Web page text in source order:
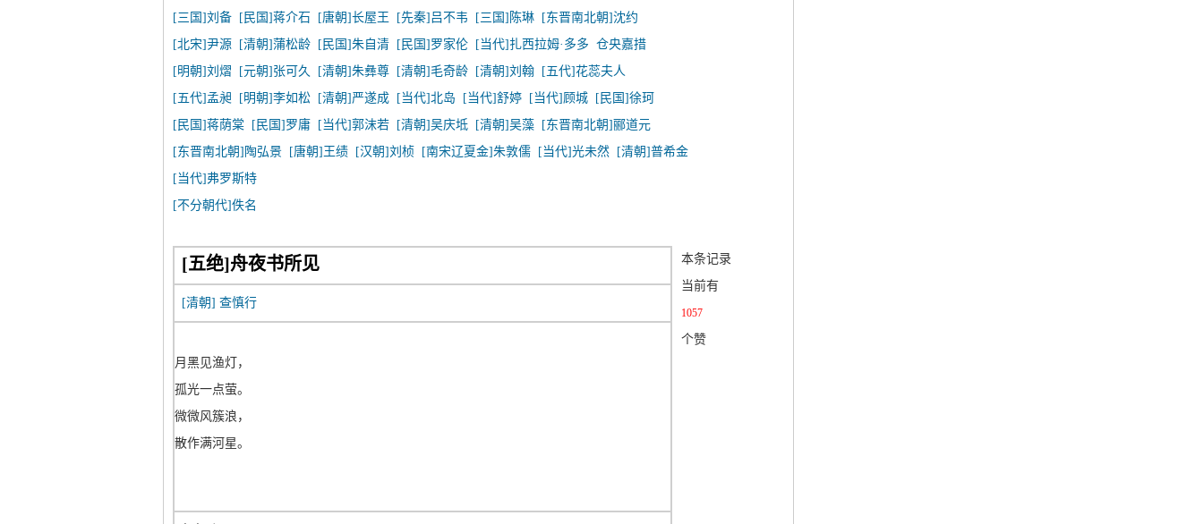
[三国]刘备
[民国]蒋介石 [唐朝]长屋王 [先秦]吕不韦 [三国]陈琳
[东晋南北朝]沈约
[北宋]尹源
[清朝]蒲松龄 [民国]朱自清 [民国]罗家伦 [当代]扎西拉姆·多多 仓央嘉措
[明朝]刘熠
[元朝]张可久 [清朝]朱彝尊 [清朝]毛奇龄 [清朝]刘翰
[五代]花蕊夫人
[五代]孟昶
[明朝]李如松 [清朝]严遂成 [当代]北岛 [当代]舒婷 [当代]顾城
[民国]徐珂
[民国]蒋荫棠
[民国]罗庸 [当代]郭沫若 [清朝]吴庆坻 [清朝]吴藻
[东晋南北朝]郦道元
[东晋南北朝]陶弘景
[唐朝]王绩 [汉朝]刘桢 [南宋辽夏金]朱敦儒 [当代]光未然
[清朝]普希金
[当代]弗罗斯特
[不分朝代]佚名
[五绝]舟夜书所见
[清朝] 查慎行
月黑见渔灯，
孤光一点萤。
微微风簇浪，
散作满河星。
本条记录
当前有
1057
个赞